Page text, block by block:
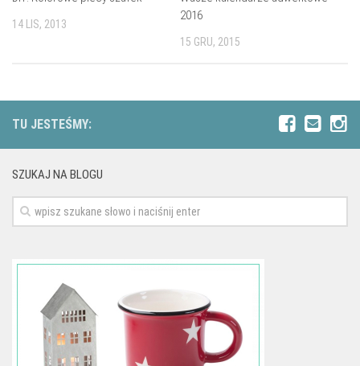
14 LIS, 2013
2016
15 GRU, 2015
TU JESTEŚMY:
SZUKAJ NA BLOGU